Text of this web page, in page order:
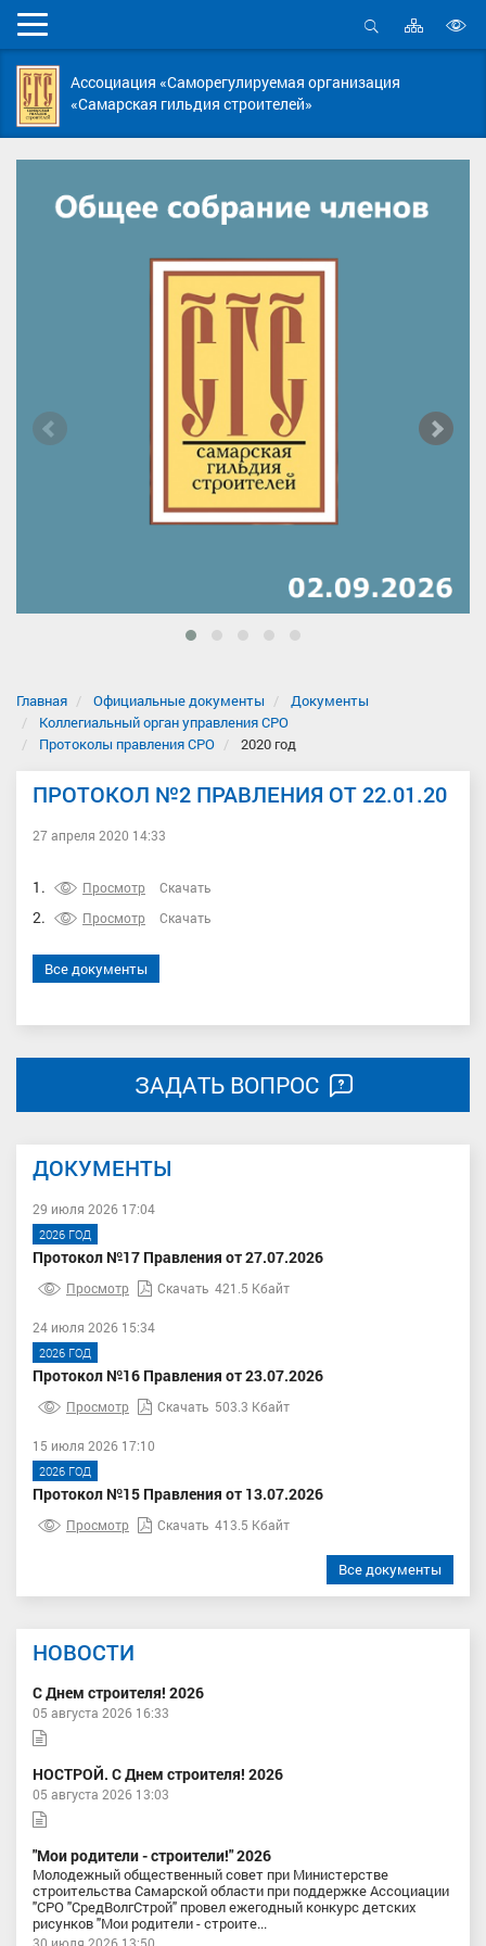
Мобильное
меню
Открыть
Карта
сайта
Ассоциация «Саморегулируемая организация
«Самарская гильдия строителей»
Главная Официальные документы
Документы
Коллегиальный орган управления СРО
Протоколы правления СРО
2020 год
ПРОТОКОЛ №2 ПРАВЛЕНИЯ ОТ 22.01.20
27 апреля 2020 14:33
1. Просмотр Скачать
2. Просмотр Скачать
Все документы
ЗАДАТЬ ВОПРОС
ДОКУМЕНТЫ
29 июля 2026 17:04
2026 ГОД
Протокол №17 Правления от 27.07.2026
Просмотр Скачать 421.5 Кбайт
24 июля 2026 15:34
2026 ГОД
Протокол №16 Правления от 23.07.2026
Просмотр Скачать 503.3 Кбайт
15 июля 2026 17:10
2026 ГОД
Протокол №15 Правления от 13.07.2026
Просмотр Скачать 413.5 Кбайт
Все документы
НОВОСТИ
С Днем строителя! 2026
05 августа 2026 16:33
НОСТРОЙ. С Днем строителя! 2026
05 августа 2026 13:03
"Мои родители - строители!" 2026
Молодежный общественный совет при Министерстве
строительства Самарской области при поддержке Ассоциации
"СРО "СредВолгСтрой" провел ежегодный конкурс детских
рисунков "Мои родители - строите...
30 июля 2026 13:50